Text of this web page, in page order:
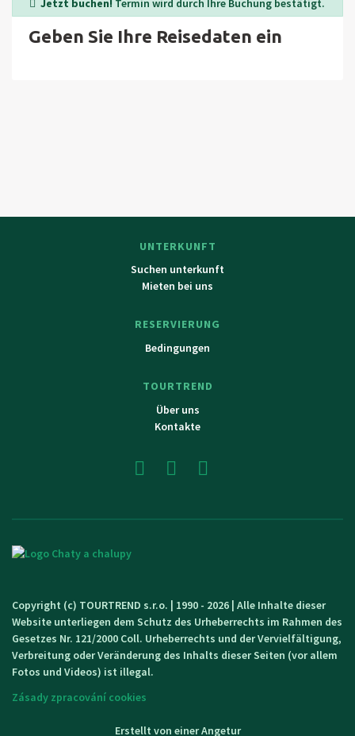
Popelkou), Bozkov Dolomit Höhlen, Isergebirge und
Riesengebirge.
Jetzt buchen! Termin wird durch Ihre Buchung bestätigt.
Geben Sie Ihre Reisedaten ein
UNTERKUNFT
Suchen unterkunft
Mieten bei uns
RESERVIERUNG
Bedingungen
TOURTREND
Über uns
Kontakte
Copyright (c) TOURTREND s.r.o. | 1990 - 2026 | Alle Inhalte dieser
Website unterliegen dem Schutz des Urheberrechts im Rahmen des
Gesetzes Nr. 121/2000 Coll. Urheberrechts und der Vervielfältigung,
Verbreitung oder Veränderung des Inhalts dieser Seiten (vor allem
Fotos und Videos) ist illegal.
Zásady zpracování cookies
Erstellt von einer Angetur